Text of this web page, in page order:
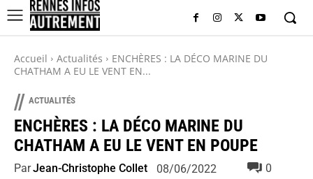
Accueil Actualités
ENCHÈRES : LA DÉCO MARINE DU
CHATHAM A EU LE VENT EN...
// ACTUALITÉS
ENCHÈRES : LA DÉCO MARINE DU
CHATHAM A EU LE VENT EN POUPE
ParJean-Christophe Collet 08/06/2022
0